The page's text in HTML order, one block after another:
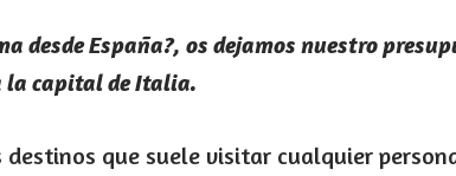
desde España?, os dejamos nuestro
la capital de Italia.
destinos que suele visitar cualquier